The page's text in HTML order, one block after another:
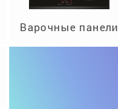
Варочные панели